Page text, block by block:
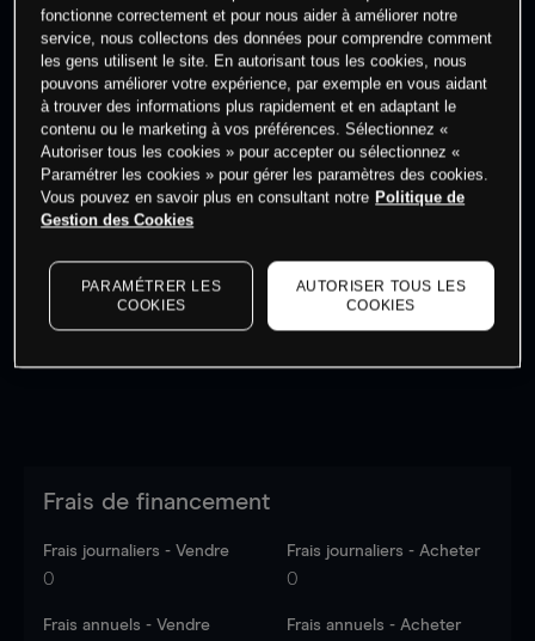
Commencez à trader
dernières données du marché.Log into see latest
market data
Frais de financement
Frais journaliers - Vendre
0
Frais journaliers - Acheter
0
Frais annuels - Vendre Frais annuels - Acheter
fonctionne correctement et pour nous aider à améliorer notre
service, nous collectons des données pour comprendre comment
les gens utilisent le site. En autorisant tous les cookies, nous
pouvons améliorer votre expérience, par exemple en vous aidant
à trouver des informations plus rapidement et en adaptant le
contenu ou le marketing à vos préférences. Sélectionnez «
Autoriser tous les cookies » pour accepter ou sélectionnez «
Paramétrer les cookies » pour gérer les paramètres des cookies.
Vous pouvez en savoir plus en consultant notre Politique de
Gestion des Cookies
PARAMÉTRER LES
COOKIES
AUTORISER TOUS LES
COOKIES